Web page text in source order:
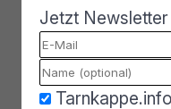
teiler hilft dir,
Jetzt